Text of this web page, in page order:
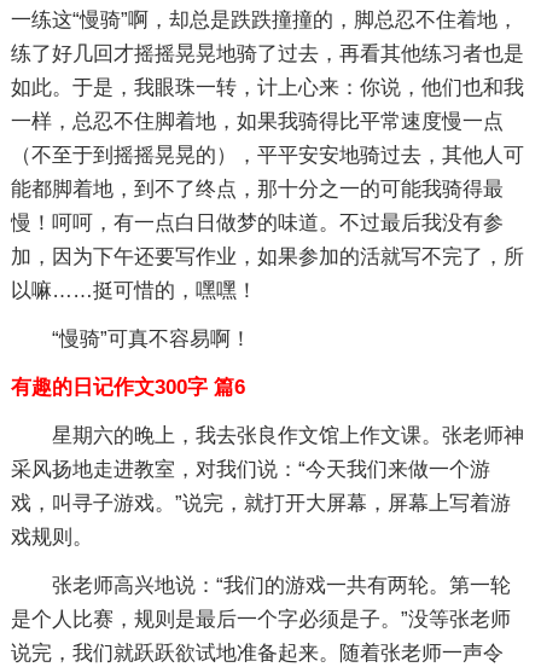
一练这“慢骑”啊，却总是跌跌撞撞的，脚总忍不住着地，
练了好几回才摇摇晃晃地骑了过去，再看其他练习者也是
如此。于是，我眼珠一转，计上心来：你说，他们也和我
一样，总忍不住脚着地，如果我骑得比平常速度慢一点
（不至于到摇摇晃晃的），平平安安地骑过去，其他人可
能都脚着地，到不了终点，那十分之一的可能我骑得最
慢！呵呵，有一点白日做梦的味道。不过最后我没有参
加，因为下午还要写作业，如果参加的活就写不完了，所
以嘛……挺可惜的，嘿嘿！
“慢骑”可真不容易啊！
有趣的日记作文300字 篇6
星期六的晚上，我去张良作文馆上作文课。张老师神
采风扬地走进教室，对我们说：“今天我们来做一个游
戏，叫寻子游戏。”说完，就打开大屏幕，屏幕上写着游
戏规则。
张老师高兴地说：“我们的游戏一共有两轮。第一轮
是个人比赛，规则是最后一个字必须是子。”没等张老师
说完，我们就跃跃欲试地准备起来。随着张老师一声令